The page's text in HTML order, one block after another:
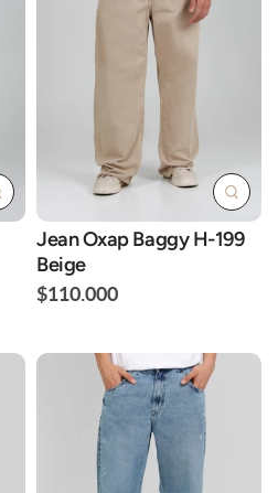
Jean Oxap Baggy H-199
Beige
$110.000